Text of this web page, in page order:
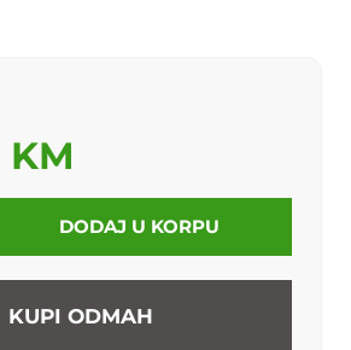
DODAJ U KORPU
KUPI ODMAH